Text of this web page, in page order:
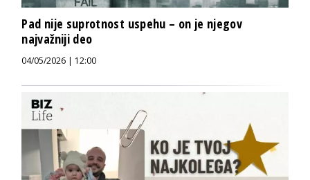
Pad nije suprotnost uspehu – on je njegov
najvažniji deo
04/05/2026 | 12:00